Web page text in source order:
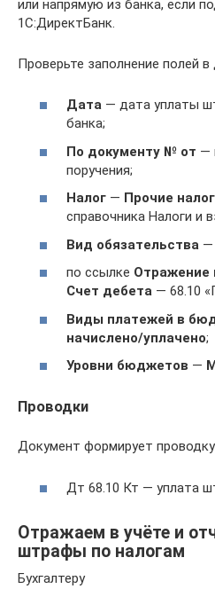
или напрямую из банка, если
1С:ДиректБанк.
Проверьте заполнение полей в
Дата — дата уплаты
банка;
По документу № от —
поручения;
Налог — Прочие
справочника Налоги и
Вид обязательства —
по ссылке Отражение
Счет дебета — 68.10
Виды платежей в
начислено/уплачено;
Уровни бюджетов —
Проводки
Документ формирует
Дт 68.10 Кт — уплата
Отражаем в учёте и
штрафы по налогам
Бухгалтеру